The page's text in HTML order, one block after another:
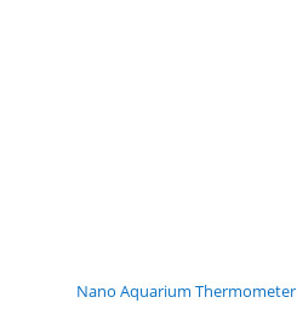
Nano Aquarium Thermometer